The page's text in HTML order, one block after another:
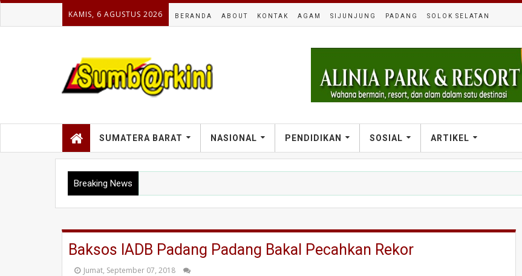
KAMIS, 6 AGUSTUS 2026 BERANDA ABOUT KONTAK AGAM SIJUNJUNG PADANG SOLOK SELATAN
SUMATERA BARAT NASIONAL PENDIDIKAN SOSIAL ARTIKEL
Breaking News
Baksos IADB Padang Padang Bakal Pecahkan Rekor
Jumat, September 07, 2018